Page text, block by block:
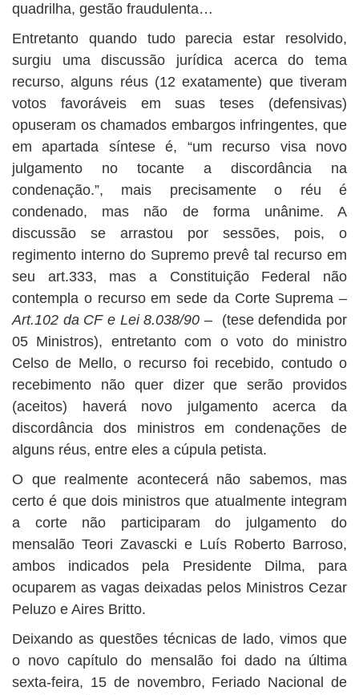
quadrilha, gestão fraudulenta…
Entretanto quando tudo parecia estar resolvido,
surgiu uma discussão jurídica acerca do tema
recurso, alguns réus (12 exatamente) que tiveram
votos favoráveis em suas teses (defensivas)
opuseram os chamados embargos infringentes, que
em apartada síntese é, “um recurso visa novo
julgamento no tocante a discordância na
condenação.”, mais precisamente o réu é
condenado, mas não de forma unânime. A
discussão se arrastou por sessões, pois, o
regimento interno do Supremo prevê tal recurso em
seu art.333, mas a Constituição Federal não
contempla o recurso em sede da Corte Suprema –
Art.102 da CF e Lei 8.038/90 – (tese defendida por
05 Ministros), entretanto com o voto do ministro
Celso de Mello, o recurso foi recebido, contudo o
recebimento não quer dizer que serão providos
(aceitos) haverá novo julgamento acerca da
discordância dos ministros em condenações de
alguns réus, entre eles a cúpula petista.
O que realmente acontecerá não sabemos, mas
certo é que dois ministros que atualmente integram
a corte não participaram do julgamento do
mensalão Teori Zavascki e Luís Roberto Barroso,
ambos indicados pela Presidente Dilma, para
ocuparem as vagas deixadas pelos Ministros Cezar
Peluzo e Aires Britto.
Deixando as questões técnicas de lado, vimos que
o novo capítulo do mensalão foi dado na última
sexta-feira, 15 de novembro, Feriado Nacional de